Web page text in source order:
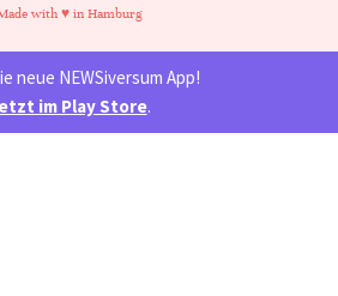
with ♥ in Hamburg
neue NEWSiversum App!
im Play Store.